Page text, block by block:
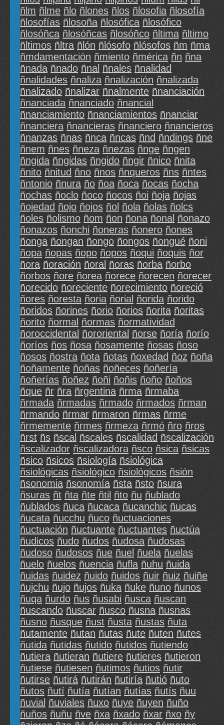
ñlm ñlme ñlo ñlones ñlos ñlosofia ñlosofía
ñlosofías ñlosoña ñlosófica ñlosófico
ñlosóñca ñlosóñcas ñlosóñco ñltima ñltimo
ñltimos ñltra ñlón ñlósofo ñlósofos ñm ñma
ñmdamentación ñmiento ñmérica ñn ñna
ñnada ñnado ñnal ñnales ñnalidad
ñnalidades ñnaliza ñnalización ñnalizada
ñnalizado ñnalizar ñnalmente ñnanciación
ñnanciada ñnanciado ñnancial
ñnanciamiento ñnanciamientos ñnanciar
ñnanciera ñnancieras ñnanciero ñnancieros
ñnanzas ñnas ñnca ñncas ñnd ñndings ñne
ñnem ñnes ñneza ñnezas ñnge ñngen
ñngida ñngidas ñngido ñngir ñnico ñnita
ñnito ñnitud ñno ñnos ñnqueros ñns ñntes
ñntonio ñnura ño ñoa ñoca ñocas ñocha
ñochas ñoclo ñoco ñocos ñoi ñoja ñojas
ñojedad ñojo ñojos ñol ñola ñolas ñolcs
ñoles ñolismo ñom ñon ñona ñonal ñonazo
ñonazos ñonchi ñoneras ñonero ñones
ñonga ñongan ñongo ñongos ñongué ñoni
ñopa ñopas ñopo ñopos ñoqui ñoquis ñor
ñora ñoración ñoral ñoras ñorba ñorbo
ñorbos ñore ñorea ñorece ñorecen ñorecer
ñorecido ñoreciente ñorecimiento ñoreció
ñores ñoresta ñoria ñorial ñorida ñorido
ñoridos ñorines ñorio ñorios ñorita ñoritas
ñorito ñormal ñormas ñormatividad
ñoroccidental ñororiental ñorse ñoría ñorío
ñoríos ños ñosa ñosamente ñosas ñoso
ñosos ñostra ñota ñotas ñoxedad ñoz ñoña
ñoñamente ñoñas ñoñeces ñoñería
ñoñerías ñoñez ñoñi ñoñis ñoño ñoños
ñque ñr ñra ñrgentina ñrma ñrmaba
ñrmada ñrmadas ñrmado ñrmados ñrman
ñrmando ñrmar ñrmaron ñrmas ñrme
ñrmemente ñrmes ñrmeza ñrmó ñro ñros
ñrst ñs ñscal ñscales ñscalidad ñscalización
ñscalizador ñscalizadora ñsco ñsica ñsicas
ñsico ñsicos ñsiología ñsiológica
ñsiológicas ñsiológico ñsiológicos ñsión
ñsonomia ñsonomía ñsta ñsto ñsura
ñsuras ñt ñta ñte ñtil ñto ñu ñublado
ñublados ñuca ñucaca ñucanchic ñucas
ñucata ñucchu ñuco ñuctuaciones
ñuctuación ñuctuante ñuctuantes ñuctúa
ñudicos ñudo ñudos ñudosa ñudosas
ñudoso ñudosos ñue ñuel ñuela ñuelas
ñuelo ñuelos ñuencia ñufla ñuhu ñuida
ñuidas ñuidez ñuido ñuidos ñuir ñuiz ñuiñe
ñujchu ñujo ñujos ñuka ñuke ñuno ñunos
ñuqa ñurdo ñus ñusabi ñusca ñuscan
ñuscando ñuscar ñusco ñusna ñusnas
ñusno ñusque ñust ñusta ñustas ñuta
ñutamente ñutan ñutas ñute ñuten ñutes
ñutida ñutidas ñutido ñutidos ñutiendo
ñutiera ñutieran ñutiere ñutieres ñutieron
ñutiese ñutiesen ñutimos ñutios ñutir
ñutirse ñutirá ñutirán ñutiría ñutió ñuto
ñutos ñutí ñutía ñutían ñutías ñutís ñuu
ñuvial ñuviales ñuxo ñuye ñuyen ñuño
ñuños ñuñu ñve ñxa ñxado ñxar ñxo ñy